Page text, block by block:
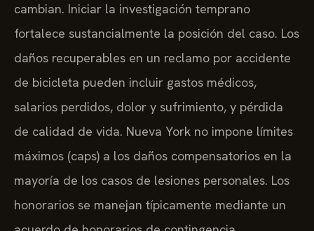
cambian. Iniciar la investigación temprano
fortalece sustancialmente la posición del caso. Los
daños recuperables en un reclamo por accidente
de bicicleta pueden incluir gastos médicos,
salarios perdidos, dolor y sufrimiento, y pérdida
de calidad de vida. Nueva York no impone límites
máximos (caps) a los daños compensatorios en la
mayoría de los casos de lesiones personales. Los
honorarios se manejan típicamente mediante un